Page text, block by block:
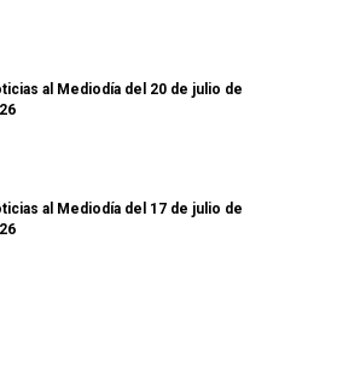
al Mediodía del 20 de julio de
al Mediodía del 17 de julio de